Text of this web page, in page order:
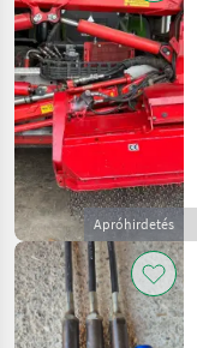
Apróhirdetés